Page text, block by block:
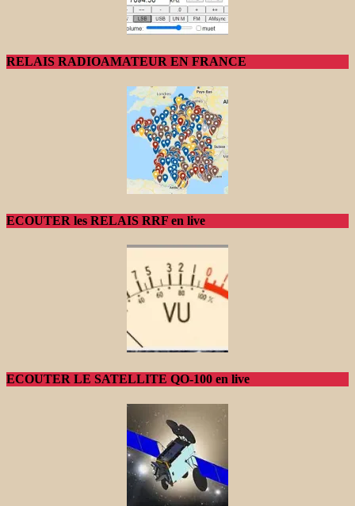
RELAIS RADIOAMATEUR EN FRANCE
ECOUTER les RELAIS RRF en live
ECOUTER LE SATELLITE QO-100 en live